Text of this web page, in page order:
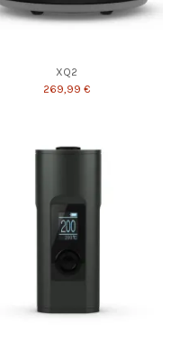
XQ2
269,99 €